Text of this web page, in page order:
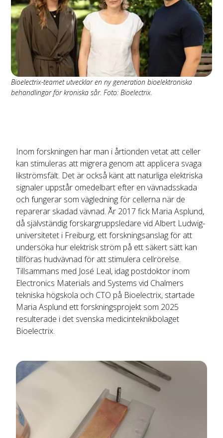
Bioelectrix-teamet utvecklar en ny generation bioelektroniska
behandlingar för kroniska sår. Foto: Bioelectrix.
Inom forskningen har man i årtionden vetat att celler
kan stimuleras att migrera genom att applicera svaga
likströmsfält. Det är också känt att naturliga elektriska
signaler uppstår omedelbart efter en vävnadsskada
och fungerar som vägledning för cellerna när de
reparerar skadad vävnad. År 2017 fick Maria Asplund,
då självständig forskargruppsledare vid Albert Ludwig-
universitetet i Freiburg, ett forskningsanslag för att
undersöka hur elektrisk ström på ett säkert sätt kan
tillföras hudvävnad för att stimulera cellrörelse.
Tillsammans med José Leal, idag postdoktor inom
Electronics Materials and Systems vid Chalmers
tekniska högskola och CTO på Bioelectrix, startade
Maria Asplund ett forskningsprojekt som 2025
resulterade i det svenska medicinteknikbolaget
Bioelectrix.